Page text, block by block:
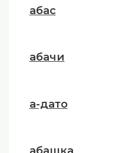
абас
абачи
а-дато